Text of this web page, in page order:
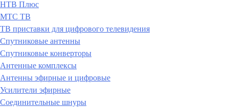
НТВ Плюс
МТС ТВ
ТВ приставки для цифрового телевидения
Спутниковые антенны
Спутниковые конверторы
Антенные комплексы
Антенны эфирные и цифровые
Усилители эфирные
Соединительные шнуры